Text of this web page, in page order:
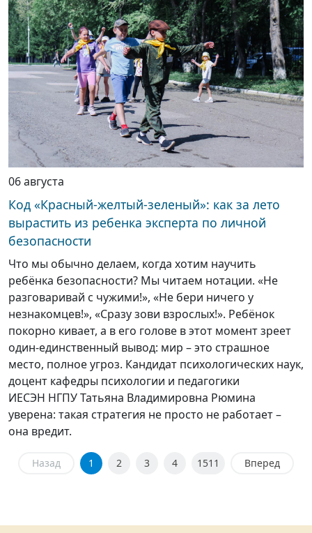
06 августа
Код «Красный-желтый-зеленый»: как за лето
вырастить из ребенка эксперта по личной
безопасности
Что мы обычно делаем, когда хотим научить
ребёнка безопасности? Мы читаем нотации. «Не
разговаривай с чужими!», «Не бери ничего у
незнакомцев!», «Сразу зови взрослых!». Ребёнок
покорно кивает, а в его голове в этот момент зреет
один-единственный вывод: мир – это страшное
место, полное угроз. Кандидат психологических наук,
доцент кафедры психологии и педагогики
ИЕСЭН НГПУ Татьяна Владимировна Рюмина
уверена: такая стратегия не просто не работает –
она вредит.
Назад 1 2 3 4 1511 Вперед